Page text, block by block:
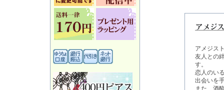
アメジス
友人との
す。
恋人のい
出会いを
また、酒